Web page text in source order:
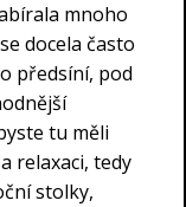
mnoho
docela často
předsíní, pod
tu měli
relaxaci, tedy
stolky,